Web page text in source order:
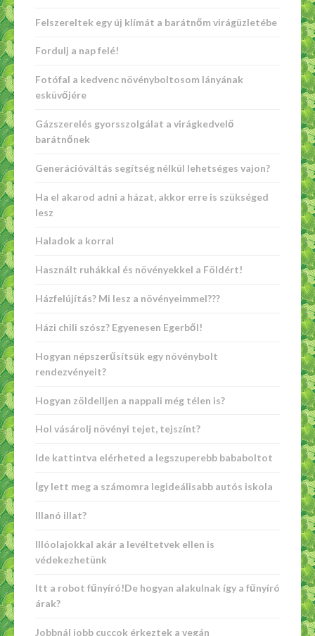
Felszereltek egy új klímát a barátnőm virágüzletébe
Fordulj a nap felé!
Fotófal a kedvenc növényboltosom lányának
esküvőjére
Gázszerelés gyorsszolgálat a virágkedvelő
barátnőnek
Generációváltás segítség nélkül lehetséges vajon?
Ha el akarod adni a házat, akkor erre is szükséged
lesz
Haladok a korral
Használt ruhákkal és növényekkel a Földért!
Házfelújítás? Mi lesz a növényeimmel???
Házi chili szósz? Egyenesen Egerből!
Hogyan népszerűsítsük egy növénybolt
rendezvényeit?
Hogyan zöldelljen a nappali még télen is?
Hol vásárolj növényi tejet, tejszínt?
Ide kattintva elérheted a legszuperebb bababoltot
Így lett meg a számomra legideálisabb autós iskola
Illanó illat?
Illóolajokkal akár a levéltetvek ellen is
védekezhetünk
Itt a robot fűnyíró!De hogyan alakulnak így a fűnyíró
árak?
Jobbnál jobb cuccok érkeztek a vegán